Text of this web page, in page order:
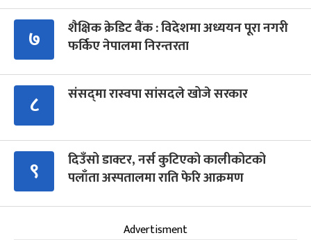
७
शैक्षिक क्रेडिट बैंक : विदेशमा अध्ययन पूरा नगरी
फर्किए नेपालमा निरन्तरता
८ संसद्‍मा रास्वपा सांसदले खोजे सरकार
९
दिउँसो डाक्टर, नर्स कुटिएको कालीकोटको
पलाँता अस्पतालमा राति फेरि आक्रमण
Advertisment